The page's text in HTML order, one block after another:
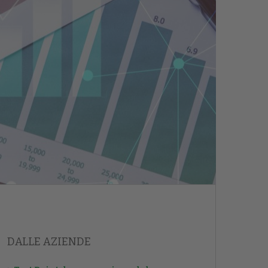
DALLE AZIENDE